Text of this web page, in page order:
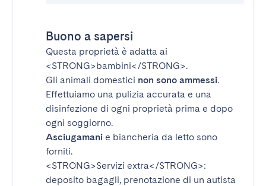
Buono a sapersi
Questa proprietà è adatta ai
<STRONG>bambini</STRONG>.
Gli animali domestici non sono ammessi.
Effettuiamo una pulizia accurata e una
disinfezione di ogni proprietà prima e dopo
ogni soggiorno.
Asciugamani e biancheria da letto sono
forniti.
<STRONG>Servizi extra</STRONG>:
deposito bagagli, prenotazione di un autista